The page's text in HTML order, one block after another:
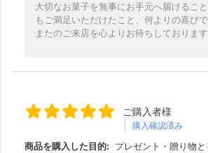
大切なお菓子を無事にお手元へ届けるこ
もご満足いただけたこと、何よりの喜び
またのご来店を心よりお待ちしております
ご購入者様
購入確認済み
商品を購入した目的:
プレゼント・贈り物と